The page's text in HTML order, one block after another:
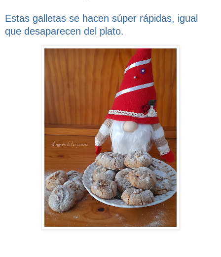
Estas galletas se hacen súper rápidas, igual
que desaparecen del plato.